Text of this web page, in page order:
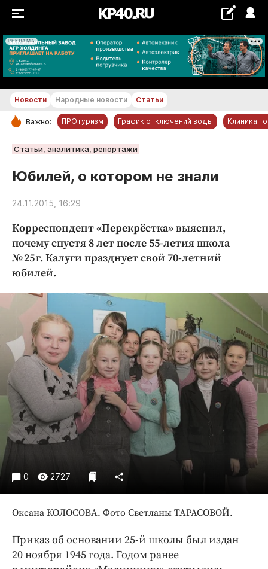
РЕКЛАМА
+21...+22 °С
РУБРИКИ
Обнинск
Новости компаний
Статьи
Народные новости
Авто и транспорт
Благоустройство
Криминал
Культура
Недвижимость и ЖКХ
Образование
Общество
Погода
Праздники
Происшествия
Спорт
Экономика и бизнес
Интересное чтиво
Клиника года
Новости Народные новости Статьи
Важно: ПРОтуризм График отключений воды Клиника
Статьи, аналитика, репортажи
Юбилей, о котором не знали
24.11.2015, 16:29
Корреспондент «Перекрёстка» выяснил,
почему спустя 8 лет после 55-летия школа
№ 25 г. Калуги празднует свой 70-летний
юбилей.
0 2727
Оксана КОЛОСОВА. Фото Светланы ТАРАСОВОЙ.
Приказ об основании 25-й школы был издан
20 ноября 1945 года. Годом ранее